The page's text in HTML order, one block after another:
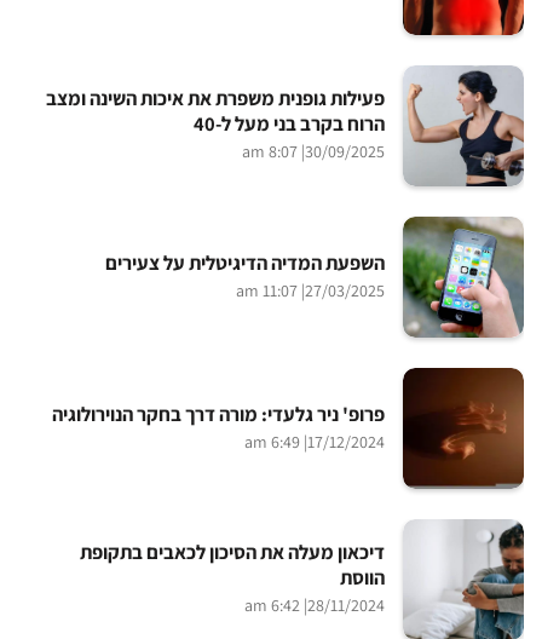
פעילות גופנית משפרת את איכות השינה ומצב
הרוח בקרב בני מעל ל-40
30/09/2025
| 8:07 am
השפעת המדיה הדיגיטלית על צעירים
27/03/2025
| 11:07 am
פרופ' ניר גלעדי: מורה דרך בחקר הנוירולוגיה
17/12/2024
| 6:49 am
דיכאון מעלה את הסיכון לכאבים בתקופת
הווסת
28/11/2024
| 6:42 am